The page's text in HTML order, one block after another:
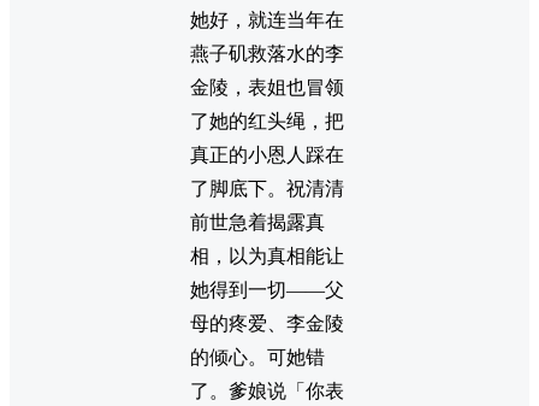
她好，就连当年在
燕子矶救落水的李
金陵，表姐也冒领
了她的红头绳，把
真正的小恩人踩在
了脚底下。祝清清
前世急着揭露真
相，以为真相能让
她得到一切——父
母的疼爱、李金陵
的倾心。可她错
了。爹娘说「你表